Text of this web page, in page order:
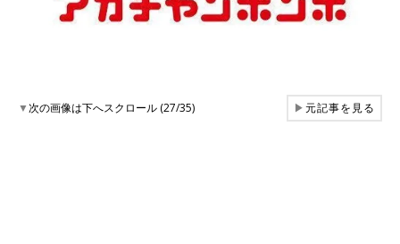
▼次の画像は下へスクロール (27/35) ▶元記事を見る